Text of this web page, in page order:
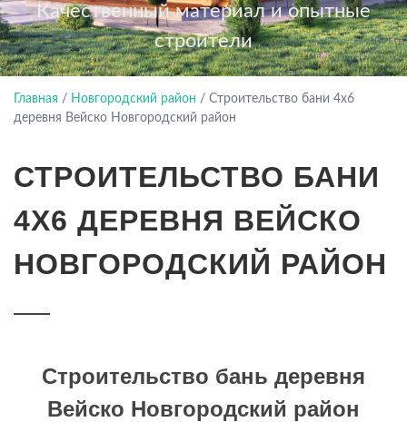
Качественный материал и опытные
строители
Главная / Новгородский район / Строительство бани 4х6
деревня Вейско Новгородский район
СТРОИТЕЛЬСТВО БАНИ
4Х6 ДЕРЕВНЯ ВЕЙСКО
НОВГОРОДСКИЙ РАЙОН
Строительство бань деревня
Вейско Новгородский район